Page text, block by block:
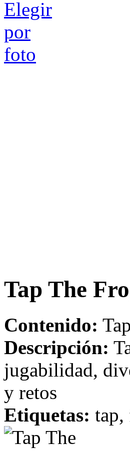
Tap The
Contenido:
Descripción:
jugabilidad,
y retos
Etiquetas: tap,